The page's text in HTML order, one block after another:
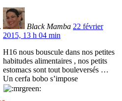
Black Mamba 22 février
2015, 13 h 04 min
H16 nous bouscule dans nos petites
habitudes alimentaires , nos petits
estomacs sont tout bouleversés …
Un cerfa bobo s’impose